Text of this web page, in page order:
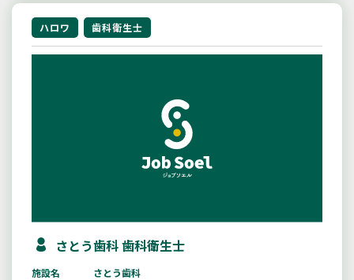
ハロワ 歯科衛生士
さとう歯科 歯科衛生士
施設名
さとう歯科